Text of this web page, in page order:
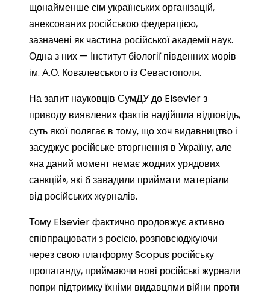
щонайменше сім українських організацій,
анексованих російською федерацією,
зазначені як частина російської академії наук.
Одна з них — Інститут біології південних морів
ім. А.О. Ковалевського із Севастополя.
На запит науковців СумДУ до Elsevier з
приводу виявлених фактів надійшла відповідь,
суть якої полягає в тому, що хоч видавництво і
засуджує російське вторгнення в Україну, але
«на даний момент немає жодних урядових
санкцій», які б завадили приймати матеріали
від російських журналів.
Тому Elsevier фактично продовжує активно
співпрацювати з росією, розповсюджуючи
через свою платформу Scopus російську
пропаганду, приймаючи нові російські журнали
попри підтримку їхніми видавцями війни проти